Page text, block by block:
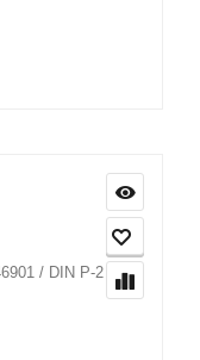
/ DIN P-2 / 5.8